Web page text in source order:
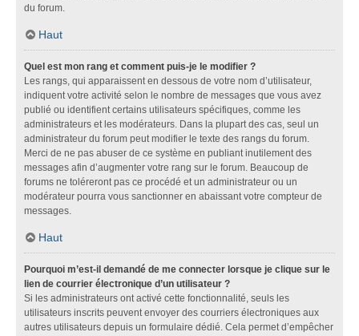
du forum.
Haut
Quel est mon rang et comment puis-je le modifier ?
Les rangs, qui apparaissent en dessous de votre nom d’utilisateur,
indiquent votre activité selon le nombre de messages que vous avez
publié ou identifient certains utilisateurs spécifiques, comme les
administrateurs et les modérateurs. Dans la plupart des cas, seul un
administrateur du forum peut modifier le texte des rangs du forum.
Merci de ne pas abuser de ce système en publiant inutilement des
messages afin d’augmenter votre rang sur le forum. Beaucoup de
forums ne toléreront pas ce procédé et un administrateur ou un
modérateur pourra vous sanctionner en abaissant votre compteur de
messages.
Haut
Pourquoi m’est-il demandé de me connecter lorsque je clique sur le
lien de courrier électronique d’un utilisateur ?
Si les administrateurs ont activé cette fonctionnalité, seuls les
utilisateurs inscrits peuvent envoyer des courriers électroniques aux
autres utilisateurs depuis un formulaire dédié. Cela permet d’empêcher